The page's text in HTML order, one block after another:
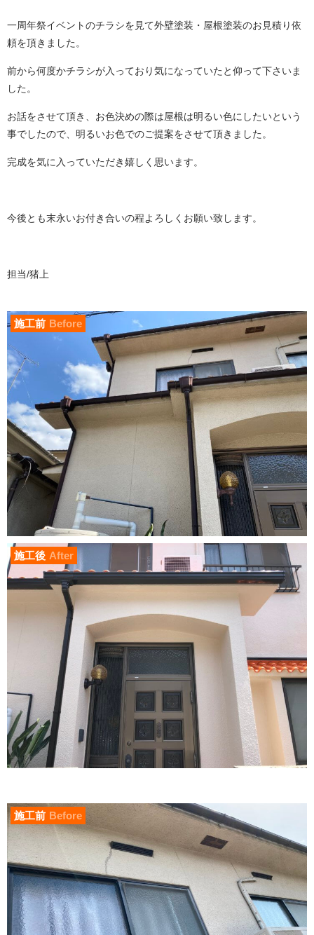
一周年祭イベントのチラシを見て外壁塗装・屋根塗装のお見積り依
頼を頂きました。
前から何度かチラシが入っており気になっていたと仰って下さいま
した。
お話をさせて頂き、お色決めの際は屋根は明るい色にしたいという
事でしたので、明るいお色でのご提案をさせて頂きました。
完成を気に入っていただき嬉しく思います。
今後とも末永いお付き合いの程よろしくお願い致します。
担当/猪上
施工前 Before
施工後 After
施工前 Before